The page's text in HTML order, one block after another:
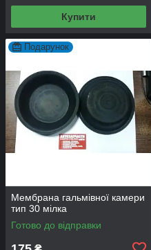
Купити
Подарунок
Мембрана гальмівної камери
тип 30 мілка
Готово до відправки